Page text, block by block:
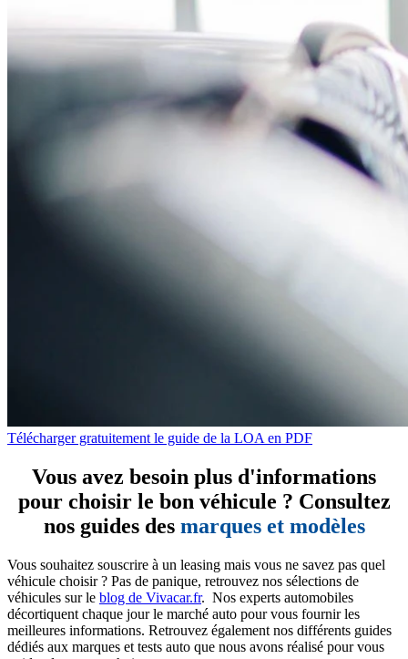
Télécharger gratuitement le guide de la LOA en PDF
Vous avez besoin plus d'informations
pour choisir le bon véhicule ? Consultez
nos guides des marques et modèles
Vous souhaitez souscrire à un leasing mais vous ne savez pas quel
véhicule choisir ? Pas de panique, retrouvez nos sélections de
véhicules sur le blog de Vivacar.fr. Nos experts automobiles
décortiquent chaque jour le marché auto pour vous fournir les
meilleures informations. Retrouvez également nos différents guides
dédiés aux marques et tests auto que nous avons réalisé pour vous